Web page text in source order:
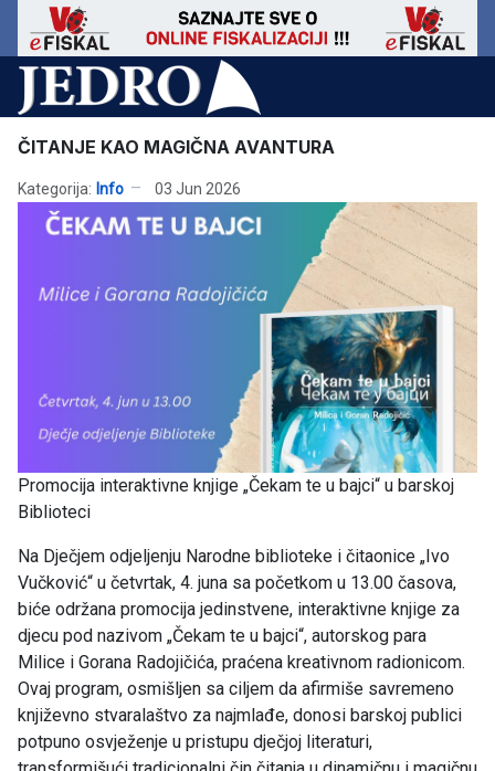
ČITANJE KAO MAGIČNA AVANTURA
Kategorija: Info 03 Jun 2026
Promocija interaktivne knjige „Čekam te u bajci“ u barskoj
Biblioteci
Na Dječjem odjeljenju Narodne biblioteke i čitaonice „Ivo
Vučković“ u četvrtak, 4. juna sa početkom u 13.00 časova,
biće održana promocija jedinstvene, interaktivne knjige za
djecu pod nazivom „Čekam te u bajci“, autorskog para
Milice i Gorana Radojičića, praćena kreativnom radionicom.
Ovaj program, osmišljen sa ciljem da afirmiše savremeno
književno stvaralaštvo za najmlađe, donosi barskoj publici
potpuno osvježenje u pristupu dječjoj literaturi,